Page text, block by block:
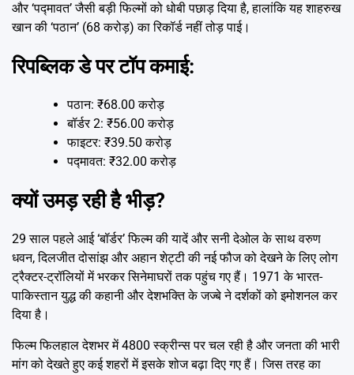
और ‘पद्मावत’ जैसी बड़ी फिल्मों को धोबी पछाड़ दिया है, हालांकि यह शाहरुख
खान की ‘पठान’ (68 करोड़) का रिकॉर्ड नहीं तोड़ पाई।
रिपब्लिक डे पर टॉप कमाई:
पठान: ₹68.00 करोड़
बॉर्डर 2: ₹56.00 करोड़
फाइटर: ₹39.50 करोड़
पद्मावत: ₹32.00 करोड़
क्यों उमड़ रही है भीड़?
29 साल पहले आई ‘बॉर्डर’ फिल्म की यादें और सनी देओल के साथ वरुण
धवन, दिलजीत दोसांझ और अहान शेट्टी की नई फौज को देखने के लिए लोग
ट्रैक्टर-ट्रॉलियों में भरकर सिनेमाघरों तक पहुंच गए हैं। 1971 के भारत-
पाकिस्तान युद्ध की कहानी और देशभक्ति के जज्बे ने दर्शकों को इमोशनल कर
दिया है।
फिल्म फिलहाल देशभर में 4800 स्क्रीन्स पर चल रही है और जनता की भारी
मांग को देखते हुए कई शहरों में इसके शोज बढ़ा दिए गए हैं। जिस तरह का